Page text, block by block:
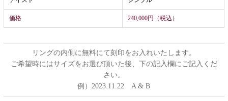
価格 240,000円（税込）
リングの内側に無料にて刻印をお入れいたします。
ご希望時にはサイズをお選び頂いた後、下の記入欄にご記入くだ
さい。
例）2023.11.22 A & B